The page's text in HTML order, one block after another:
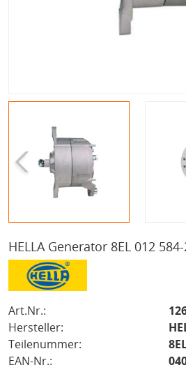
HELLA Generator 8EL 012 584-
Art.Nr.:
Hersteller:
Teilenummer:
EAN-Nr.: